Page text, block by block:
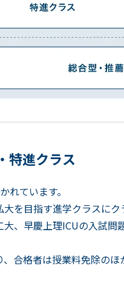
特進クラス
れています。
を目指す進学クラスに
、早慶上理ICUの入試
合格者は授業料免除のほ